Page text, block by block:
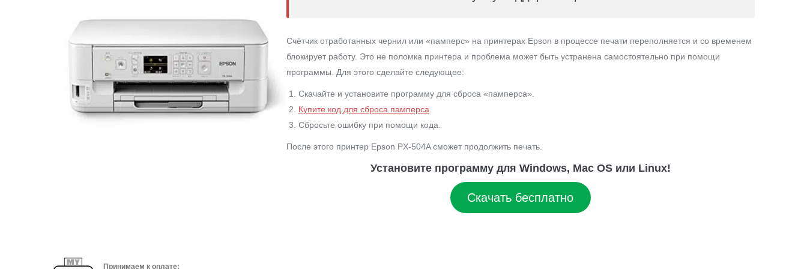
Счётчик отработанных чернил или «памперс» на принтерах Epson в процессе печати переполняется и со временем
блокирует работу. Это не поломка принтера и проблема может быть устранена самостоятельно при помощи
программы. Для этого сделайте следующее:
Скачайте и установите программу для сброса «памперса».
Купите код для сброса памперса
Сбросьте ошибку при помощи кода.
После этого принтер Epson PX-504A сможет продолжить печать.
Установите программу для Windows, Mac OS или Linux!
Скачать бесплатно
Принимаем к оплате: